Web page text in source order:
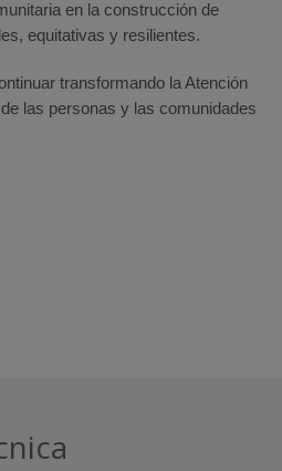
en la construcción de
equitativas y resilientes.
transformando la Atención
las personas y las comunidades